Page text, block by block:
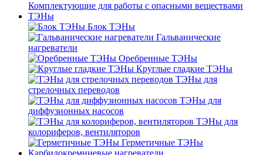
Комплектующие для работы с опасными веществами
ТЭНы
Блок ТЭНы
Гальванические
нагреватели
Оребренные ТЭНы
Круглые гладкие ТЭНы
ТЭНы для
стрелочных переводов
ТЭНы для
диффузионных насосов
ТЭНы для
колориферов, вентиляторов
Герметичные ТЭНы